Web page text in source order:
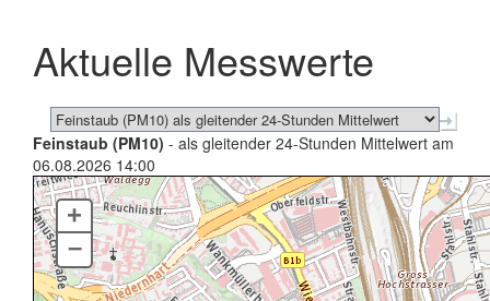
schließen
Aktuelle Messwerte
Feinstaub (PM10) - als gleitender 24-Stunden Mittelwert am
06.08.2026 14:00
+
–